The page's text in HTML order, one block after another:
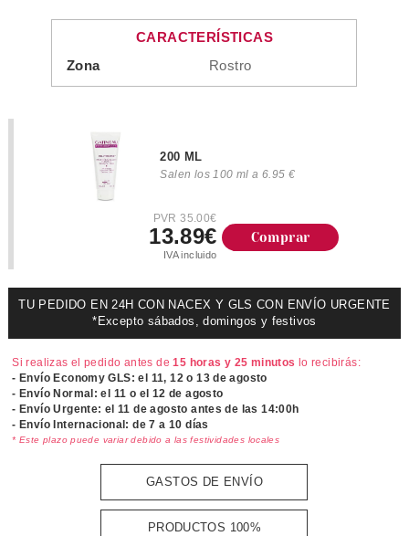
CARACTERÍSTICAS
Zona
Rostro
200 ML
Salen los 100 ml a 6.95 €
PVR 35.00€
13.89€
IVA incluido
Comprar
TU PEDIDO EN 24H CON NACEX Y GLS CON ENVÍO URGENTE
*Excepto sábados, domingos y festivos
Si realizas el pedido antes de15 horas y 25 minutos lo recibirás:
- Envío Economy GLS: el 11, 12 o 13 de agosto
- Envío Normal: el 11 o el 12 de agosto
- Envío Urgente: el11 de agosto antes de las 14:00h
- Envío Internacional: de 7 a 10 días
* Este plazo puede variar debido a las festividades locales
GASTOS DE ENVÍO
PRODUCTOS 100%